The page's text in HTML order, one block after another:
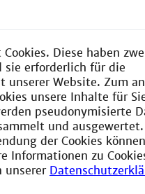
465
SSL/TLS
Diese haben
sie erforderlich für die
Website. Zum
unsere Inhalte für
pseudonymisierte
und ausgewertet.
der Cookies
Informationen zu
unserer